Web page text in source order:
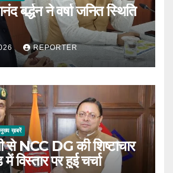
बर्द्धन ने वर्षा जनित स्थिति
REPORTER
मुख्य ख़बरें
से NCC DG की शिष्टाचार
विस्तार पर हुई चर्चा